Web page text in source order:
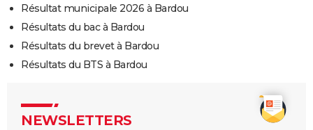
Résultat municipale 2026 à Bardou
Résultats du bac à Bardou
Résultats du brevet à Bardou
Résultats du BTS à Bardou
NEWSLETTERS